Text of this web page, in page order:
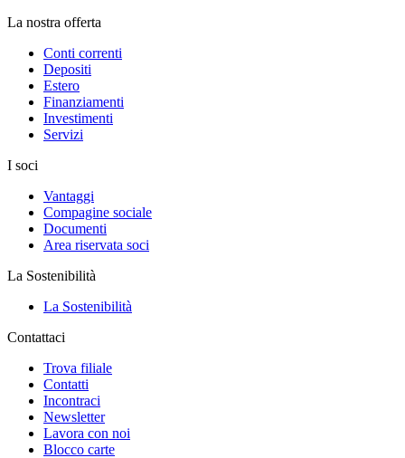
La nostra offerta
Conti correnti
Depositi
Estero
Finanziamenti
Investimenti
Servizi
I soci
Vantaggi
Compagine sociale
Documenti
Area riservata soci
La Sostenibilità
La Sostenibilità
Contattaci
Trova filiale
Contatti
Incontraci
Newsletter
Lavora con noi
Blocco carte